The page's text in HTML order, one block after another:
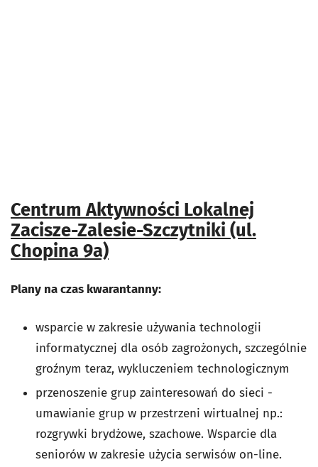
Centrum Aktywności Lokalnej
Zacisze-Zalesie-Szczytniki (ul.
Chopina 9a)
Plany na czas kwarantanny:
wsparcie w zakresie używania technologii
informatycznej dla osób zagrożonych, szczególnie
groźnym teraz, wykluczeniem technologicznym
przenoszenie grup zainteresowań do sieci -
umawianie grup w przestrzeni wirtualnej np.:
rozgrywki brydżowe, szachowe. Wsparcie dla
seniorów w zakresie użycia serwisów on-line.